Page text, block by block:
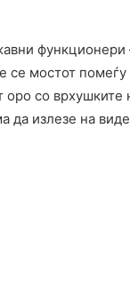
се мостот
со врхушките
да излезе на